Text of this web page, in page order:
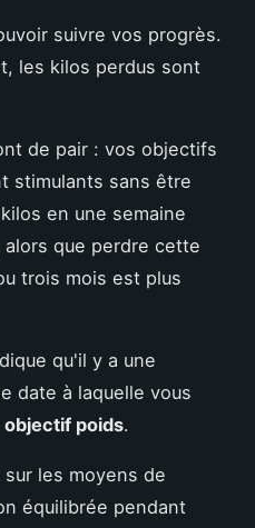
suivre vos progrès.
les kilos perdus sont
de pair : vos objectifs
stimulants sans être
en une semaine
que perdre cette
trois mois est plus
qu'il y a une
date à laquelle vous
objectif poids.
les moyens de
équilibrée pendant